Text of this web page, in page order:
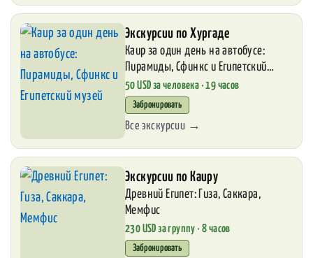
Экскурсии по Хургаде
Каир за один день на автобусе:
Пирамиды, Сфинкс и Египетский
музей
50 USD за человека · 19 часов
Забронировать
Все экскурсии →
Экскурсии по Каиру
Древний Египет: Гиза, Саккара,
Мемфис
230 USD за группу · 8 часов
Забронировать